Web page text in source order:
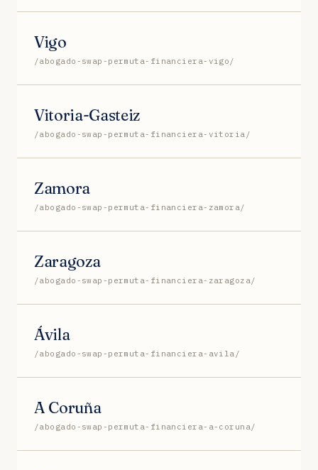
Vigo
/abogado-swap-permuta-financiera-vigo/
Vitoria-Gasteiz
/abogado-swap-permuta-financiera-vitoria/
Zamora
/abogado-swap-permuta-financiera-zamora/
Zaragoza
/abogado-swap-permuta-financiera-zaragoza/
Ávila
/abogado-swap-permuta-financiera-avila/
A Coruña
/abogado-swap-permuta-financiera-a-coruna/